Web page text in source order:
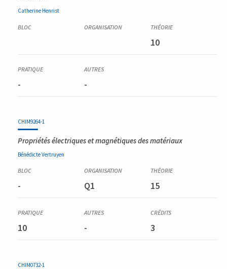
Catherine Henrist
10
- -
CHIM9264-1
Propriétés électriques et magnétiques des matériaux
BénédicteVertruyen
- Q1 15
10 - 3
CHIM0732-1